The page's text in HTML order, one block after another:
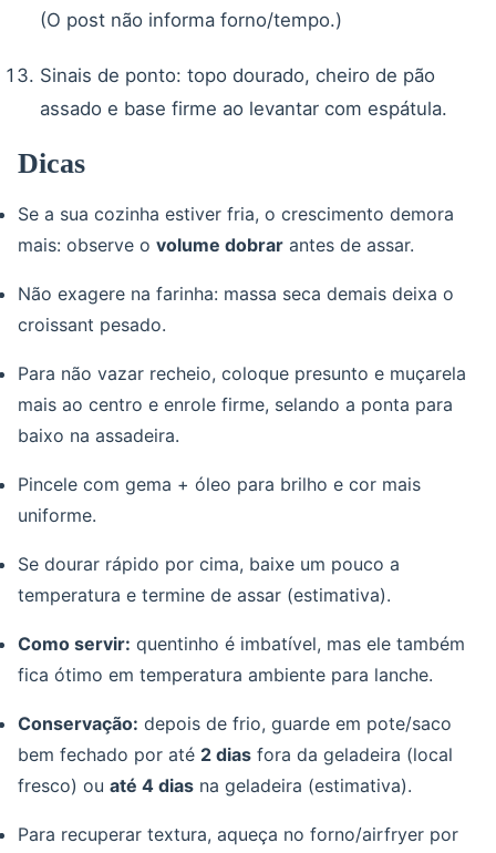
(O post não informa forno/tempo.)
Sinais de ponto: topo dourado, cheiro de pão
assado e base firme ao levantar com espátula.
Dicas
Se a sua cozinha estiver fria, o crescimento demora
mais: observe o volume dobrar antes de assar.
Não exagere na farinha: massa seca demais deixa o
croissant pesado.
Para não vazar recheio, coloque presunto e muçarela
mais ao centro e enrole firme, selando a ponta para
baixo na assadeira.
Pincele com gema + óleo para brilho e cor mais
uniforme.
Se dourar rápido por cima, baixe um pouco a
temperatura e termine de assar (estimativa).
Como servir: quentinho é imbatível, mas ele também
fica ótimo em temperatura ambiente para lanche.
Conservação: depois de frio, guarde em pote/saco
bem fechado por até 2 dias fora da geladeira (local
fresco) ou até 4 dias na geladeira (estimativa).
Para recuperar textura, aqueça no forno/airfryer por